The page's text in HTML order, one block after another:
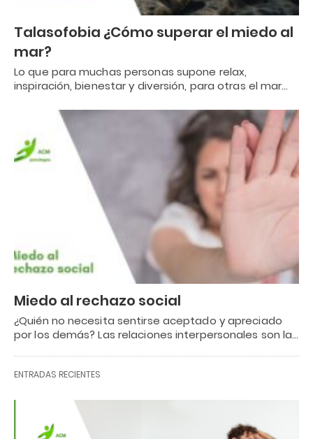
Talasofobia ¿Cómo superar el miedo al
mar?
Lo que para muchas personas supone relax,
inspiración, bienestar y diversión, para otras el mar…
Miedo al rechazo social
¿Quién no necesita sentirse aceptado y apreciado
por los demás? Las relaciones interpersonales son la…
ENTRADAS RECIENTES